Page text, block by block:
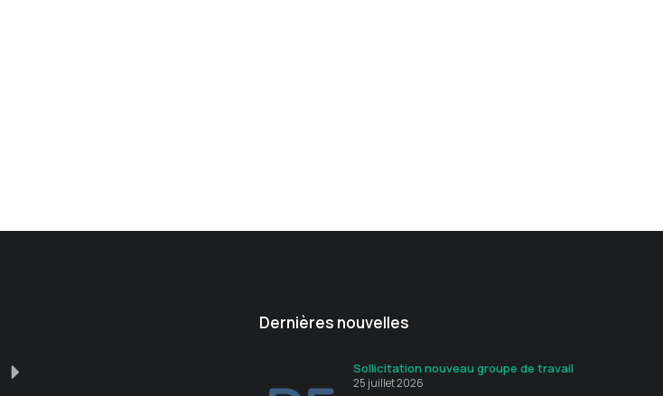
Dernières nouvelles
Sollicitation nouveau groupe de travail
25 juillet 2026